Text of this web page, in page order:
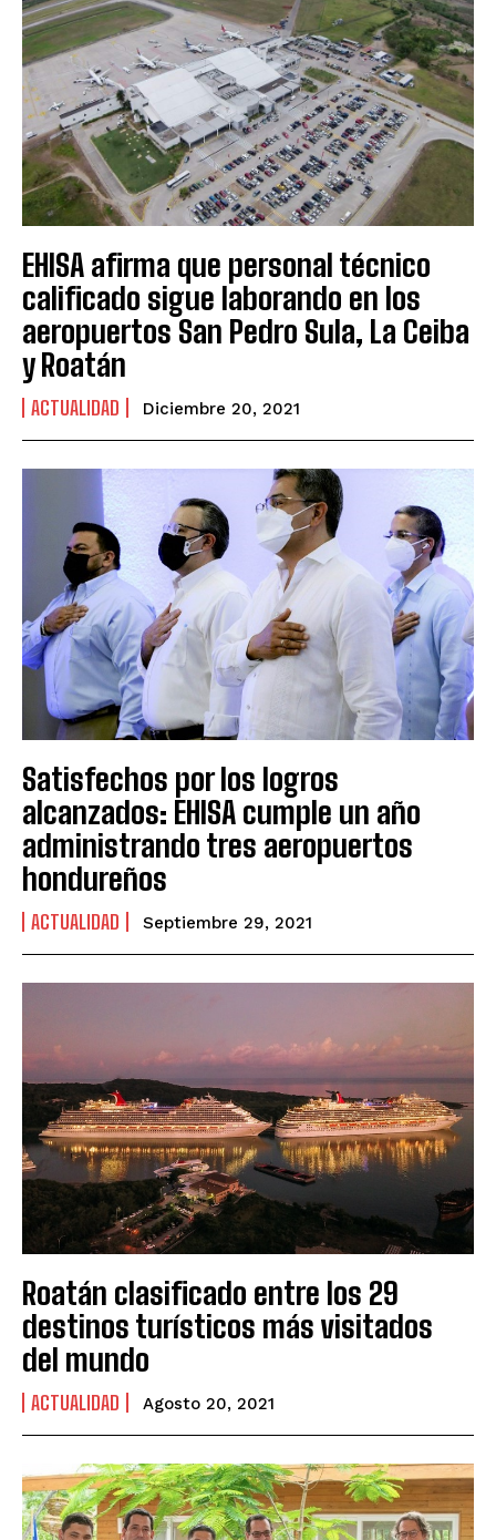
EHISA afirma que personal técnico
calificado sigue laborando en los
aeropuertos San Pedro Sula, La Ceiba
y Roatán
ACTUALIDAD Diciembre 20, 2021
Satisfechos por los logros
alcanzados: EHISA cumple un año
administrando tres aeropuertos
hondureños
ACTUALIDAD Septiembre 29, 2021
Roatán clasificado entre los 29
destinos turísticos más visitados
del mundo
ACTUALIDAD Agosto 20, 2021